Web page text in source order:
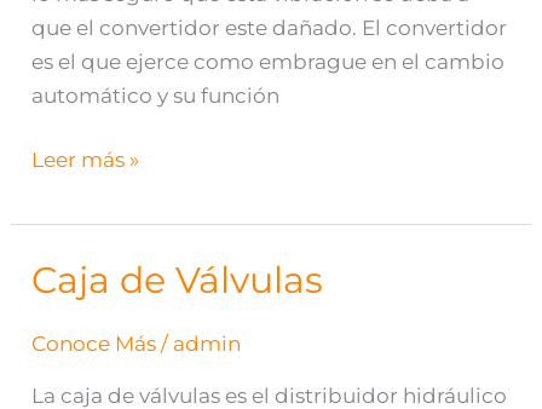
que el convertidor este dañado. El convertidor
es el que ejerce como embrague en el cambio
automático y su función
Leer más »
Caja de Válvulas
Conoce Más / admin
La caja de válvulas es el distribuidor hidráulico
Caja
Válvulas